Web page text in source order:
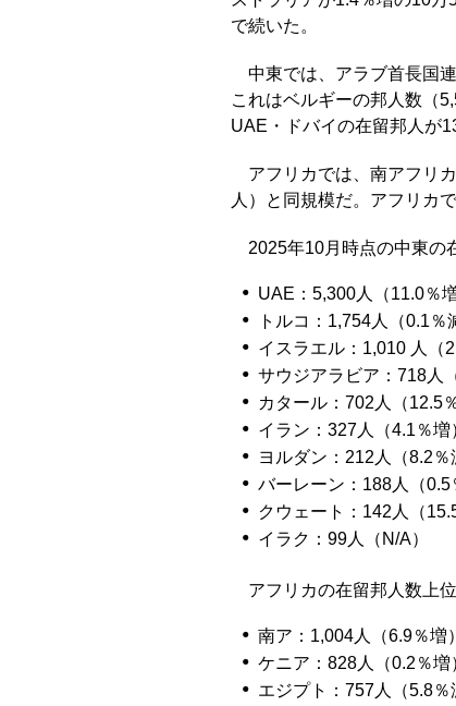
で続いた。
中東では、アラブ首長国
これはベルギーの邦人数（
UAE・ドバイの在留邦人が
アフリカでは、南アフリ
人）と同規模だ。アフリカ
2025年10月時点の中東の
UAE：5,300人（11.0％増
トルコ：1,754人（0.1％
イスラエル：1,010 人（
サウジアラビア：718人
カタール：702人（12.5
イラン：327人（4.1％増
ヨルダン：212人（8.2％
バーレーン：188人（0.5
クウェート：142人（
イラク：99人（N/A）
アフリカの在留邦人数上
南ア：1,004人（6.9％増）
ケニア：828人（0.2％増
エジプト：757人（5.8％